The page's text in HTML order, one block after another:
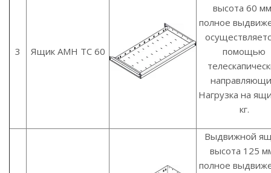
3 Ящик AMH TC 60
высота 60
полное
помощью
Нагрузка на
кг.
Выдвижной
высота 125
полное